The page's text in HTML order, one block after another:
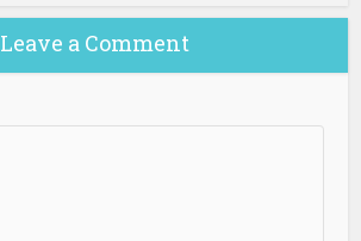
Leave a Comment